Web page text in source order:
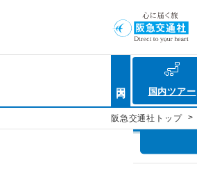
国内ツアー
阪急交通社トップ >